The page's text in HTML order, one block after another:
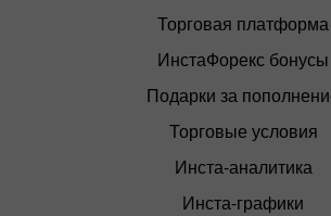
Торговая платформа
ИнстаФорекс бонусы
Подарки за
Торговые условия
Инста-аналитика
Инста-графики